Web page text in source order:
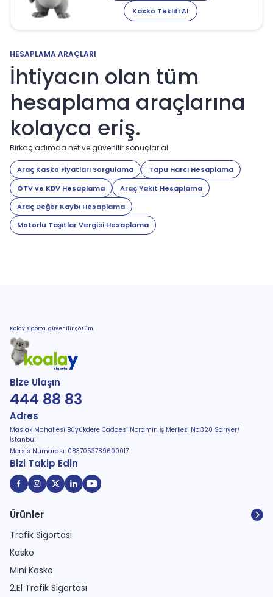
Kasko Teklifi Al
HESAPLAMA ARAÇLARI
İhtiyacın olan tüm
hesaplama araçlarına
kolayca eriş.
Birkaç adımda net ve güvenilir sonuçlar al.
Araç Kasko Fiyatları Sorgulama
Tapu Harcı Hesaplama
ÖTV ve KDV Hesaplama
Araç Yakıt Hesaplama
Araç Değer Kaybı Hesaplama
Motorlu Taşıtlar Vergisi Hesaplama
Kolay sigorta, güvenilir çözüm.
Bize Ulaşın
444 88 83
Adres
Maslak Mahallesi Büyükdere Caddesi Noramin İş Merkezi No:320 Sarıyer/
İstanbul
Mersis Numarası: 0837053789600017
Bizi Takip Edin
Ürünler
Trafik Sigortası
Kasko
Mini Kasko
2.El Trafik Sigortası